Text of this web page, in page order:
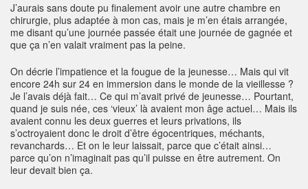
J’aurais sans doute pu finalement avoir une autre chambre en
chirurgie, plus adaptée à mon cas, mais je m’en étais arrangée,
me disant qu’une journée passée était une journée de gagnée et
que ça n’en valait vraiment pas la peine.
On décrie l’impatience et la fougue de la jeunesse… Mais qui vit
encore 24h sur 24 en immersion dans le monde de la vieillesse ?
Je l’avais déjà fait… Ce qui m’avait privé de jeunesse… Pourtant,
quand je suis née, ces ‘vieux’ là avaient mon âge actuel… Mais ils
avaient connu les deux guerres et leurs privations, ils
s’octroyaient donc le droit d’être égocentriques, méchants,
revanchards… Et on le leur laissait, parce que c’était ainsi…
parce qu’on n’imaginait pas qu’il puisse en être autrement. On
leur devait bien ça.